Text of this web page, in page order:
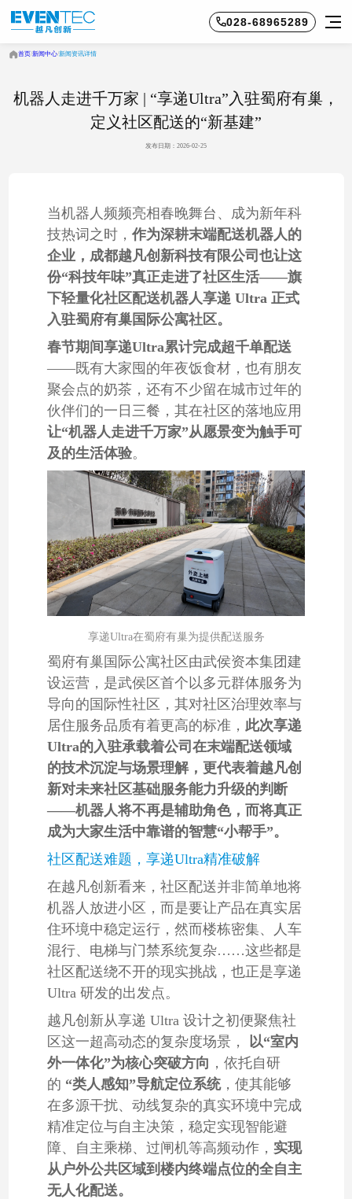
轻量化社
区配送机
器人
室内外一
体配送机
器人
具身智能
零售分拣
+配送一
体化系统
全自主智
慧零售机
器人
酒店配送
机器人
机器人+商业社区 机器人+住宅 机器人+医院
028-68965289
首页/新闻中心/新闻资讯详情
机器人走进千万家 | “享递Ultra”入驻蜀府有巢，
定义社区配送的“新基建”
发布日期：2026-02-25
当机器人频频亮相春晚舞台、成为新年科
技热词之时， 作为深耕末端配送机器人的
企业， 成都越凡创新科技有限公司也让这
份“科技年味”真正走进了社区生活——旗
下轻量化社区配送机器人享递 Ultra 正式
入驻蜀府有巢国际公寓社区。
春节期间享递Ultra累计完成超千单配送
——既有大家囤的年夜饭食材，也有朋友
聚会点的奶茶，还有不少留在城市过年的
伙伴们的一日三餐，其在社区的落地应用
让“机器人走进千万家”从愿景变为触手可
及的生活体验。
享递Ultra在蜀府有巢为提供配送服务
蜀府有巢国际公寓社区由武侯资本集团建
设运营，是武侯区首个以多元群体服务为
导向的国际性社区，其对社区治理效率与
居住服务品质有着更高的标准， 此次享递
Ultra的入驻承载着公司在末端配送领域
的技术沉淀与场景理解，更代表着越凡创
新对未来社区基础服务能力升级的判断
——机器人将不再是辅助角色，而将真正
成为大家生活中靠谱的智慧“小帮手”。
社区配送难题，享递Ultra精准破解
在越凡创新看来，社区配送并非简单地将
机器人放进小区，而是要让产品在真实居
住环境中稳定运行，然而楼栋密集、人车
混行、电梯与门禁系统复杂……这些都是
社区配送绕不开的现实挑战，也正是享递
Ultra 研发的出发点。
越凡创新从享递 Ultra 设计之初便聚焦社
区这一超高动态的复杂度场景，
以“室内
外一体化”为核心突破方向 ，依托自研
的 “类人感知”导航定位系统，使其能够
在多源干扰、动线复杂的真实环境中完成
精准定位与自主决策，稳定实现智能避
障、自主乘梯、过闸机等高频动作， 实现
从户外公共区域到楼内终端点位的全自主
无人化配送。